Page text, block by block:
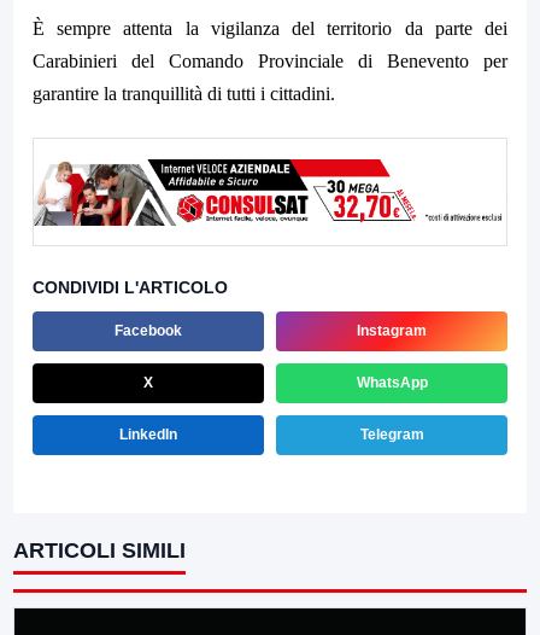
È sempre attenta la vigilanza del territorio da parte dei
Carabinieri del Comando Provinciale di Benevento per
garantire la tranquillità di tutti i cittadini.
CONDIVIDI L'ARTICOLO
Facebook Instagram
X WhatsApp
LinkedIn Telegram
ARTICOLI SIMILI